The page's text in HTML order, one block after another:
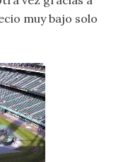
muy bajo solo